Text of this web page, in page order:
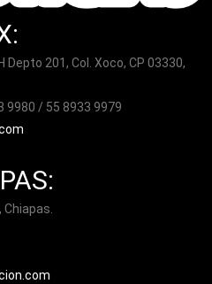
Depto 201, Col. Xoco, CP 03330,
9980 / 55 8933 9979
Chiapas.